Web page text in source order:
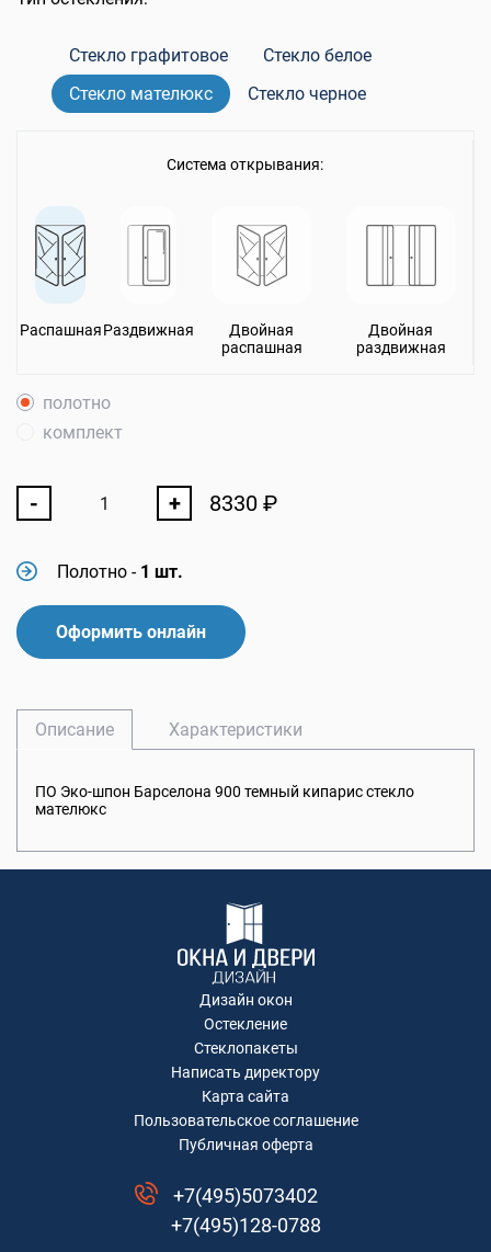
Стекло графитовое
Стекло белое
Стекло мателюкс
Стекло черное
Система открывания:
РаспашнаяРаздвижная
Двойная
распашная
Двойная
раздвижная
полотно
комплект
- + 8330 ₽
Полотно - 1 шт.
Оформить онлайн
Описание Характеристики
ПО Эко-шпон Барселона 900 темный кипарис стекло
мателюкс
Дизайн окон
Остекление
Стеклопакеты
Написать директору
Карта сайта
Пользовательское соглашение
Публичная оферта
+7(495)5073402
+7(495)128-0788